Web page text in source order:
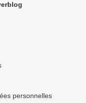
personnelles